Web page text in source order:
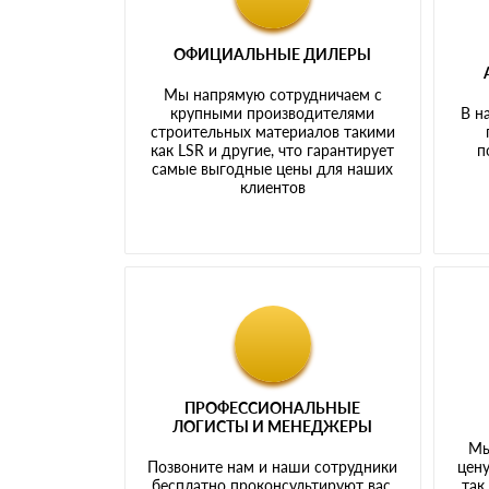
ОФИЦИАЛЬНЫЕ ДИЛЕРЫ
Мы напрямую сотрудничаем с
крупными производителями
строительных материалов такими
как LSR и другие, что гарантирует
самые выгодные цены для наших
клиентов
В
ПРОФЕССИОНАЛЬНЫЕ
ЛОГИСТЫ И МЕНЕДЖЕРЫ
Позвоните нам и наши сотрудники
бесплатно проконсультируют вас,